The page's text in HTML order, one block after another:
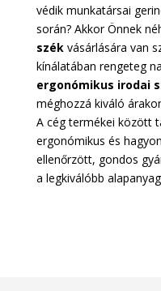
védik munkatársai
során? Akkor Önnek
székvásárlására van
kínálatában rengeteg
ergonómikus irodai
méghozzá kiváló
A cég termékei között
ergonómikus és
ellenőrzött, gondos
a legkiválóbb